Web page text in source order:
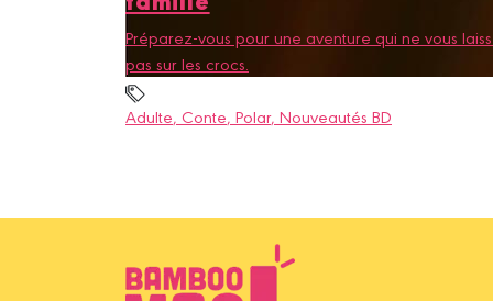
Préparez-vous pour une aventure qui ne vous
pas sur les crocs.
Adulte, Conte, Polar, Nouveautés BD